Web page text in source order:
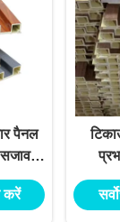
पैनल
सजावट
करें